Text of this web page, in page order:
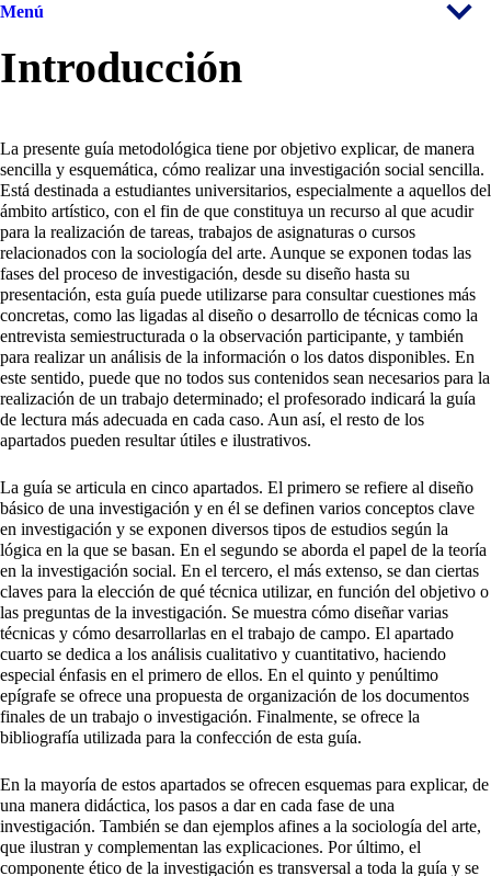
Menú
Introducción
La presente guía metodológica tiene por objetivo explicar, de manera
sencilla y esquemática, cómo realizar una investigación social sencilla.
Está destinada a estudiantes universitarios, especialmente a aquellos del
ámbito artístico, con el fin de que constituya un recurso al que acudir
para la realización de tareas, trabajos de asignaturas o cursos
relacionados con la sociología del arte. Aunque se exponen todas las
fases del proceso de investigación, desde su diseño hasta su
presentación, esta guía puede utilizarse para consultar cuestiones más
concretas, como las ligadas al diseño o desarrollo de técnicas como la
entrevista semiestructurada o la observación participante, y también
para realizar un análisis de la información o los datos disponibles. En
este sentido, puede que no todos sus contenidos sean necesarios para la
realización de un trabajo determinado; el profesorado indicará la guía
de lectura más adecuada en cada caso. Aun así, el resto de los
apartados pueden resultar útiles e ilustrativos.
La guía se articula en cinco apartados. El primero se refiere al diseño
básico de una investigación y en él se definen varios conceptos clave
en investigación y se exponen diversos tipos de estudios según la
lógica en la que se basan. En el segundo se aborda el papel de la teoría
en la investigación social. En el tercero, el más extenso, se dan ciertas
claves para la elección de qué técnica utilizar, en función del objetivo o
las preguntas de la investigación. Se muestra cómo diseñar varias
técnicas y cómo desarrollarlas en el trabajo de campo. El apartado
cuarto se dedica a los análisis cualitativo y cuantitativo, haciendo
especial énfasis en el primero de ellos. En el quinto y penúltimo
epígrafe se ofrece una propuesta de organización de los documentos
finales de un trabajo o investigación. Finalmente, se ofrece la
bibliografía utilizada para la confección de esta guía.
En la mayoría de estos apartados se ofrecen esquemas para explicar, de
una manera didáctica, los pasos a dar en cada fase de una
investigación. También se dan ejemplos afines a la sociología del arte,
que ilustran y complementan las explicaciones. Por último, el
componente ético de la investigación es transversal a toda la guía y se